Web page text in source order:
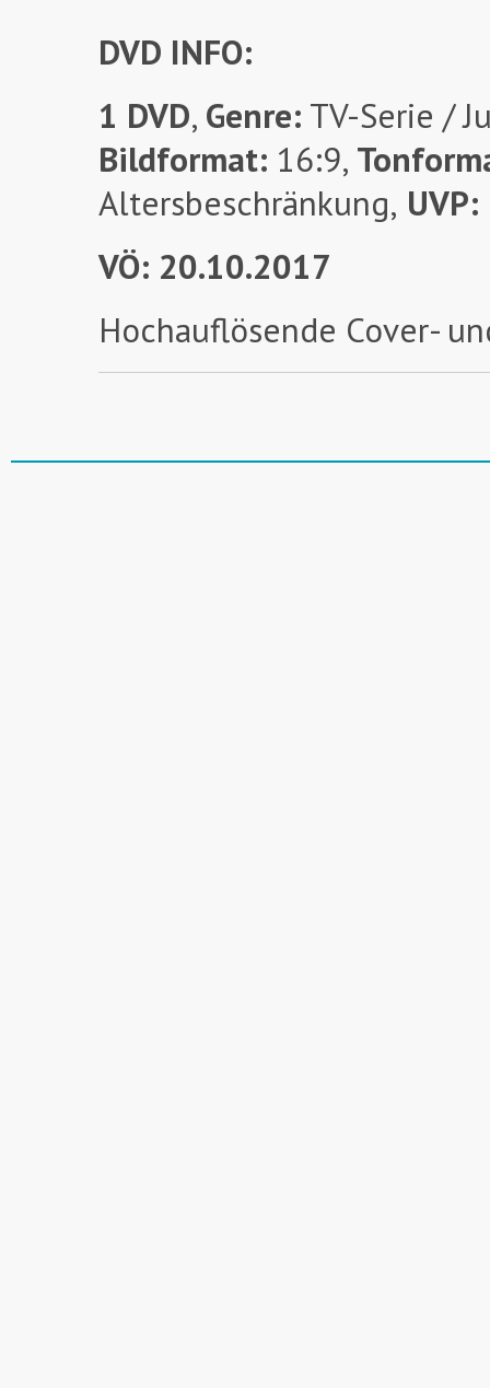
DVD INFO:
1 DVD, Genre: TV-Serie /
Bildformat: 16:9,
Altersbeschränkung, UVP:
VÖ: 20.10.2017
Hochauflösende Cover-